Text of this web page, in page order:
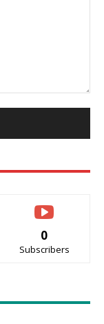
0
Subscribers